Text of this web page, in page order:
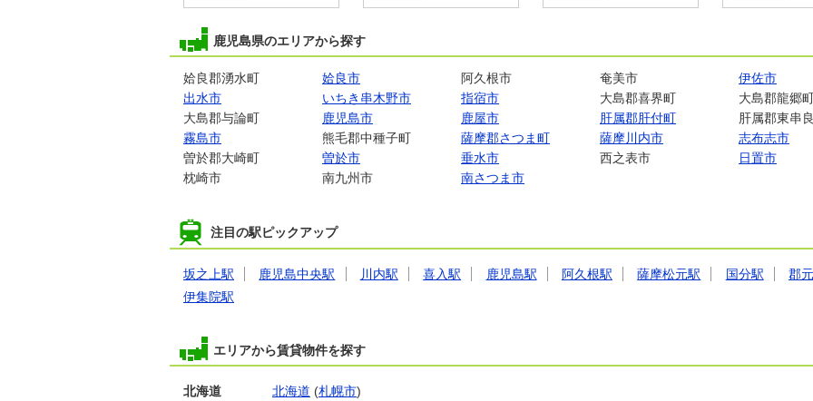
鹿児島県のエリアから探す
姶良郡湧水町 姶良市 阿久根市 奄美市
伊佐市
出水市
いちき串木野市 指宿市 大島郡喜界町
大島郡龍郷
大島郡与論町
鹿児島市 鹿屋市 肝属郡肝付町
肝属郡東串
霧島市
熊毛郡中種子町 薩摩郡さつま町 薩摩川内市
志布志市
曽於郡大崎町
曽於市 垂水市 西之表市
日置市
枕崎市
南九州市 南さつま市
注目の駅ピックアップ
坂之上駅 鹿児島中央駅 川内駅 喜入駅 鹿児島駅 阿久根駅 薩摩松元駅 国分駅
郡
伊集院駅
エリアから賃貸物件を探す
北海道 北海道 (札幌市)